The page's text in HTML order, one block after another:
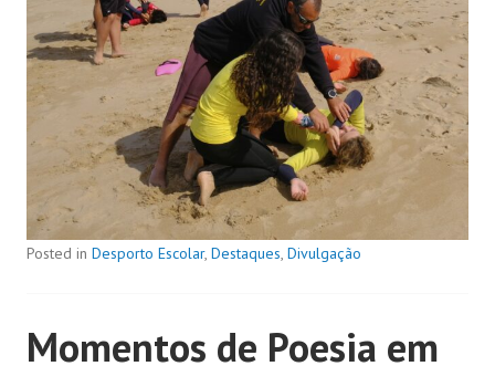
Posted in Desporto Escolar, Destaques, Divulgação
Momentos de Poesia em